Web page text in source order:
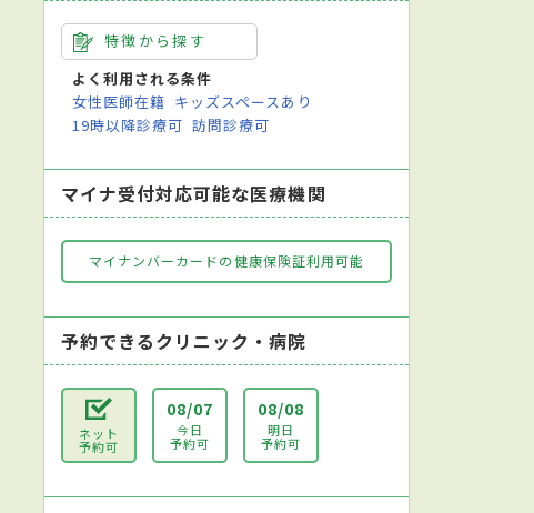
特徴から探す
よく利用される条件
女性医師在籍 キッズスペースあり
19時以降診療可 訪問診療可
マイナ受付対応可能な医療機関
マイナンバーカードの健康保険証利用可能
予約できるクリニック・病院
ネット
予約可
08/07
今日
予約可
08/08
明日
予約可